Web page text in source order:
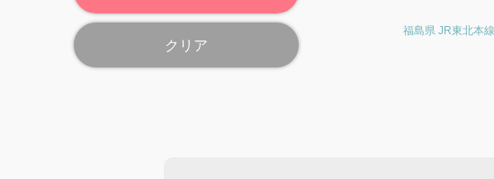
クリア
福島県 JR東北本